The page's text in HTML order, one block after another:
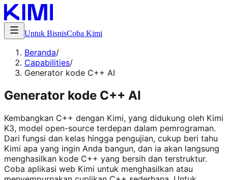
Untuk BisnisCoba Kimi
Beranda/
Capabilities/
Generator kode C++ AI
Generator kode C++ AI
Kembangkan C++ dengan Kimi, yang didukung oleh Kimi
K3, model open-source terdepan dalam pemrograman.
Dari fungsi dan kelas hingga pengujian, cukup beri tahu
Kimi apa yang ingin Anda bangun, dan ia akan langsung
menghasilkan kode C++ yang bersih dan terstruktur.
Coba aplikasi web Kimi untuk menghasilkan atau